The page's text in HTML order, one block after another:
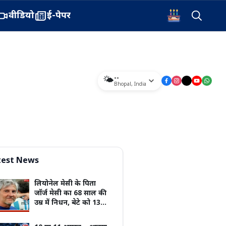
वीडियो ई-पेपर
🌤️--
Bhopal, India
News
लियोनेल मेसी के पिता
जॉर्ज मेसी का 68 साल की
उम्र में निधन, बेटे को 13
बार्सिलोना